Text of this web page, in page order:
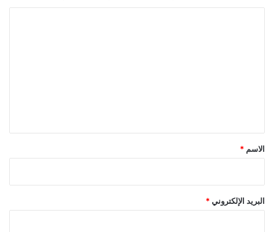
*
الاسم *
البريد الإلكتروني *